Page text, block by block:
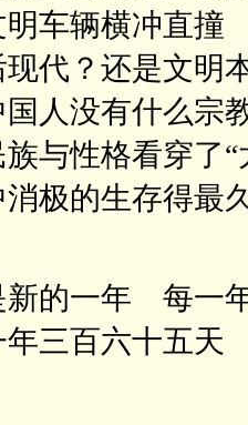
明车辆横冲直
代？还是文明
人没有什么宗
与性格看穿了
极的生存得最
新的一年 每一
年三百六十五